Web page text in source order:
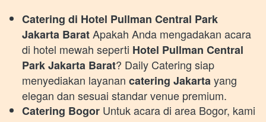
Catering di Hotel Pullman Central Park
Jakarta Barat Apakah Anda mengadakan acara
di hotel mewah seperti Hotel Pullman Central
Park Jakarta Barat? Daily Catering siap
menyediakan layanan catering Jakarta yang
elegan dan sesuai standar venue premium.
Catering Bogor Untuk acara di area Bogor, kami